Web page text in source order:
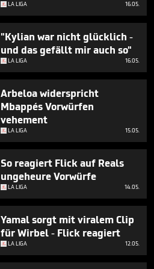
LA LIGA 16.05.
"Kylian war nicht glücklich -
und das gefällt mir auch so"
LA LIGA 16.05.
Arbeloa widerspricht
Mbappés Vorwürfen
vehement
LA LIGA 15.05.
So reagiert Flick auf Reals
ungeheure Vorwürfe
LA LIGA 14.05.
Yamal sorgt mit viralem Clip
für Wirbel - Flick reagiert
LA LIGA 12.05.